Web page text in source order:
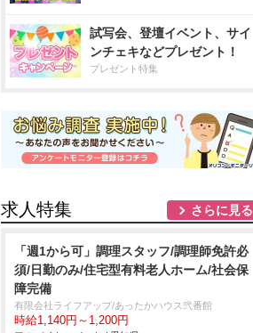
試写会、登壇イベント、サイ
ンチェキなどプレゼント！
プレゼント特集
求人特集 さらに見る
「週1から可」調理スタッフ/調理師免許必
須/日勤のみ/住宅型有料老人ホーム/社会保
障完備
有限会社ライフアップ/あったかハウス弐番館
時給1,140円～1,200円